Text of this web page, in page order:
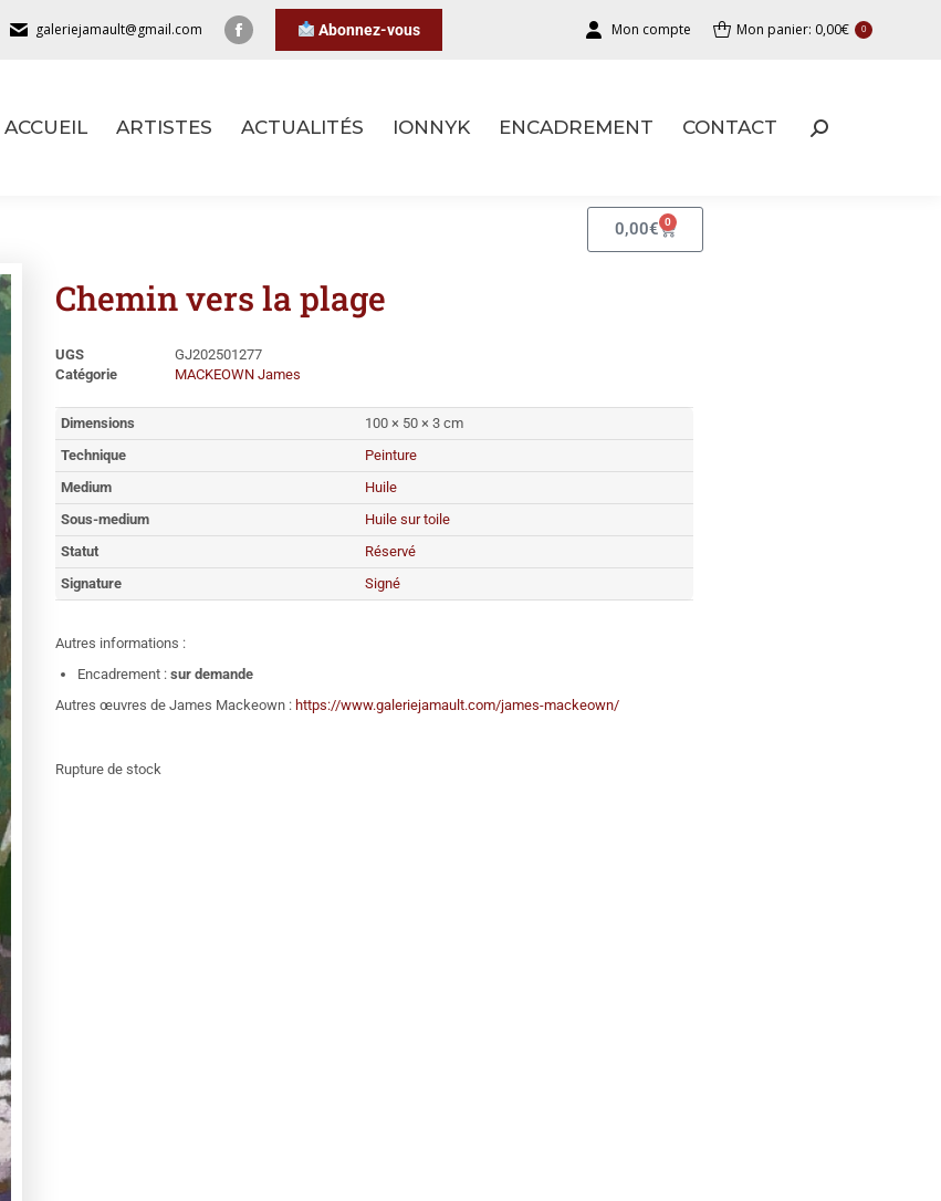
galeriejamault@gmail.com Abonnez-vous Mon compte Mon panier: 0,00€ 0
ACCUEIL ARTISTES ACTUALITÉS IONNYK ENCADREMENT CONTACT
0,00€ 0
Chemin vers la plage
UGS
GJ202501277
Catégorie
MACKEOWN James
Dimensions
100 × 50 × 3 cm
Technique
Peinture
Medium
Huile
Sous-medium
Huile sur toile
Statut
Réservé
Signature
Signé
Autres informations :
Encadrement : sur demande
Autres œuvres de James Mackeown : https://www.galeriejamault.com/james-mackeown/
Rupture de stock